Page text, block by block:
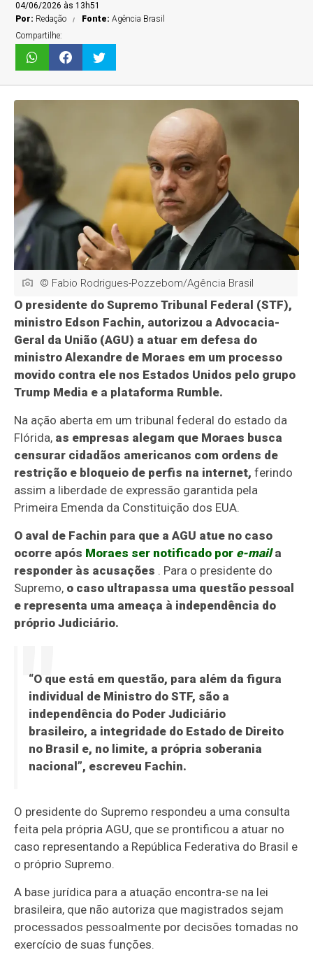
04/06/2026 às 13h51
Por: Redação Fonte:Agência Brasil
Compartilhe:
© Fabio Rodrigues-Pozzebom/Agência Brasil
O presidente do Supremo Tribunal Federal (STF),
ministro Edson Fachin, autorizou a Advocacia-
Geral da União (AGU) a atuar em defesa do
ministro Alexandre de Moraes em um processo
movido contra ele nos Estados Unidos pelo grupo
Trump Media e a plataforma Rumble.
Na ação aberta em um tribunal federal do estado da
Flórida, as empresas alegam que Moraes busca
censurar cidadãos americanos com ordens de
restrição e bloqueio de perfis na internet, ferindo
assim a liberdade de expressão garantida pela
Primeira Emenda da Constituição dos EUA.
O aval de Fachin para que a AGU atue no caso
ocorre após Moraes ser notificado por e-mail a
responder às acusações . Para o presidente do
Supremo, o caso ultrapassa uma questão pessoal
e representa uma ameaça à independência do
próprio Judiciário.
“O que está em questão, para além da figura
individual de Ministro do STF, são a
independência do Poder Judiciário
brasileiro, a integridade do Estado de Direito
no Brasil e, no limite, a própria soberania
nacional”, escreveu Fachin.
O presidente do Supremo respondeu a uma consulta
feita pela própria AGU, que se prontificou a atuar no
caso representando a República Federativa do Brasil e
o próprio Supremo.
A base jurídica para a atuação encontra-se na lei
brasileira, que não autoriza que magistrados sejam
processados pessoalmente por decisões tomadas no
exercício de suas funções.